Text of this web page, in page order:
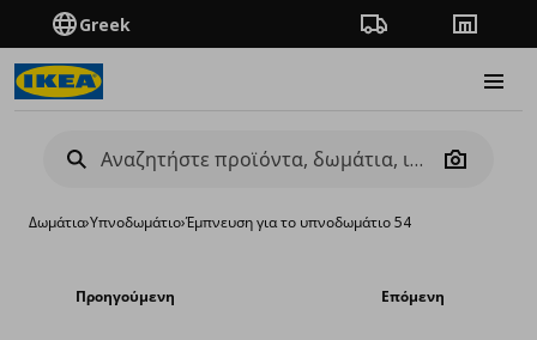
Greek Πορεία παραγγελίας
Camera
Δωμάτια›Υπνοδωμάτιο›Έμπνευση για το υπνοδωμάτιο 54
Προηγούμενη Επόμενη